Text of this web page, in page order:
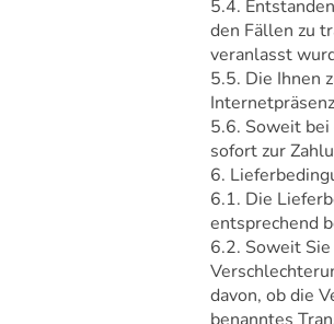
5.4.
den Fällen zu
veranlasst
5.5. Die Ihnen
5.6. Soweit bei
sofort zur
6.
6.1. Die
entsprechend
6.2. Soweit
davon, ob die